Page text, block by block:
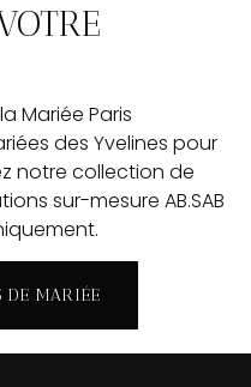
Mariée Paris
des Yvelines pour
notre collection de
sur-mesure AB.SAB
DE MARIÉE